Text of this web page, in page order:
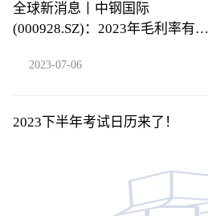
全球新消息丨中钢国际
(000928.SZ)：2023年毛利率有所
2023-07-06
2023下半年考试日历来了！